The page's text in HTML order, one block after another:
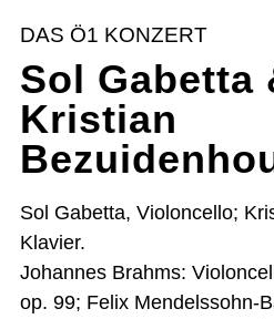
DAS Ö1 KONZERT
Sol Gabetta
Kristian
Sol Gabetta, Violoncello;
Klavier.
Johannes Brahms:
op. 99; Felix Mendelssohn-